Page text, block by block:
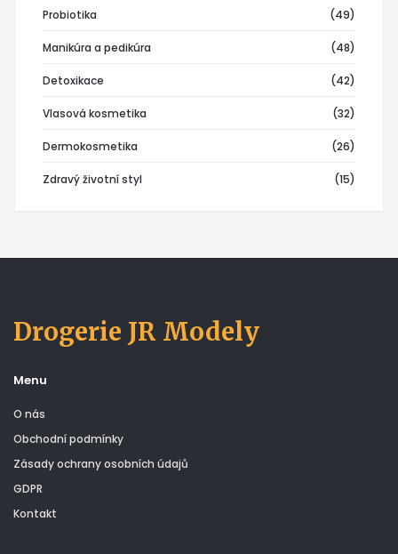
Probiotika (49)
Manikúra a pedikúra (48)
Detoxikace (42)
Vlasová kosmetika (32)
Dermokosmetika (26)
Zdravý životní styl (15)
Drogerie JR Modely
Menu
O nás
Obchodní podmínky
Zásady ochrany osobních údajů
GDPR
Kontakt